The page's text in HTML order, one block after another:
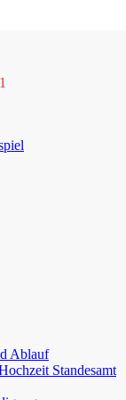
Ablauf
Standesamt